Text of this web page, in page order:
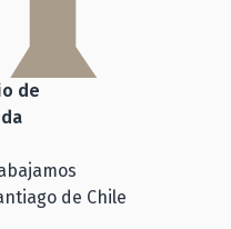
de
de Chile